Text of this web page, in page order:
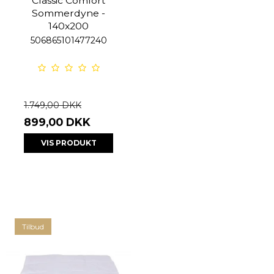
Sommerdyne -
140x200
506865101477240
1.749,00 DKK
899,00 DKK
VIS PRODUKT
Tilbud